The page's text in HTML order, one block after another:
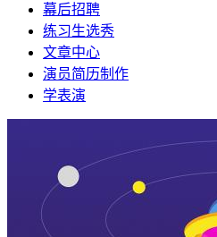
​幕后招聘
​练习生选秀
文章中心
演员简历制作
学表演